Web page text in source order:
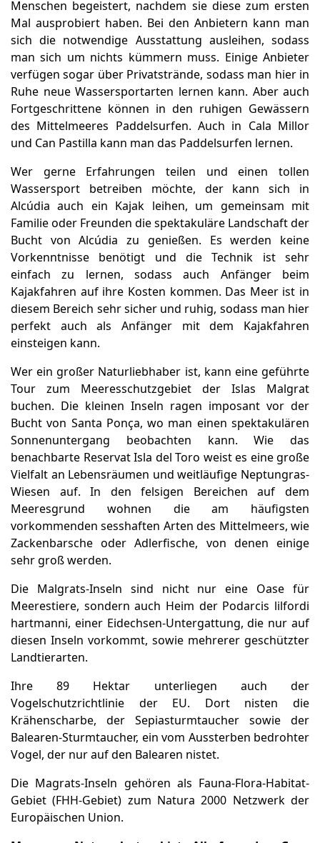
Menschen begeistert, nachdem sie diese zum ersten
Mal ausprobiert haben. Bei den Anbietern kann man
sich die notwendige Ausstattung ausleihen, sodass
man sich um nichts kümmern muss. Einige Anbieter
verfügen sogar über Privatstrände, sodass man hier in
Ruhe neue Wassersportarten lernen kann. Aber auch
Fortgeschrittene können in den ruhigen Gewässern
des Mittelmeeres Paddelsurfen. Auch in Cala Millor
und Can Pastilla kann man das Paddelsurfen lernen.
Wer gerne Erfahrungen teilen und einen tollen
Wassersport betreiben möchte, der kann sich in
Alcúdia auch ein Kajak leihen, um gemeinsam mit
Familie oder Freunden die spektakuläre Landschaft der
Bucht von Alcúdia zu genießen. Es werden keine
Vorkenntnisse benötigt und die Technik ist sehr
einfach zu lernen, sodass auch Anfänger beim
Kajakfahren auf ihre Kosten kommen. Das Meer ist in
diesem Bereich sehr sicher und ruhig, sodass man hier
perfekt auch als Anfänger mit dem Kajakfahren
einsteigen kann.
Wer ein großer Naturliebhaber ist, kann eine geführte
Tour zum Meeresschutzgebiet der Islas Malgrat
buchen. Die kleinen Inseln ragen imposant vor der
Bucht von Santa Ponça, wo man einen spektakulären
Sonnenuntergang beobachten kann. Wie das
benachbarte Reservat Isla del Toro weist es eine große
Vielfalt an Lebensräumen und weitläufige Neptungras-
Wiesen auf. In den felsigen Bereichen auf dem
Meeresgrund wohnen die am häufigsten
vorkommenden sesshaften Arten des Mittelmeers, wie
Zackenbarsche oder Adlerfische, von denen einige
sehr groß werden.
Die Malgrats-Inseln sind nicht nur eine Oase für
Meerestiere, sondern auch Heim der Podarcis lilfordi
hartmanni, einer Eidechsen-Untergattung, die nur auf
diesen Inseln vorkommt, sowie mehrerer geschützter
Landtierarten.
Ihre 89 Hektar unterliegen auch der
Vogelschutzrichtlinie der EU. Dort nisten die
Krähenscharbe, der Sepiasturmtaucher sowie der
Balearen-Sturmtaucher, ein vom Aussterben bedrohter
Vogel, der nur auf den Balearen nistet.
Die Magrats-Inseln gehören als Fauna-Flora-Habitat-
Gebiet (FHH-Gebiet) zum Natura 2000 Netzwerk der
Europäischen Union.